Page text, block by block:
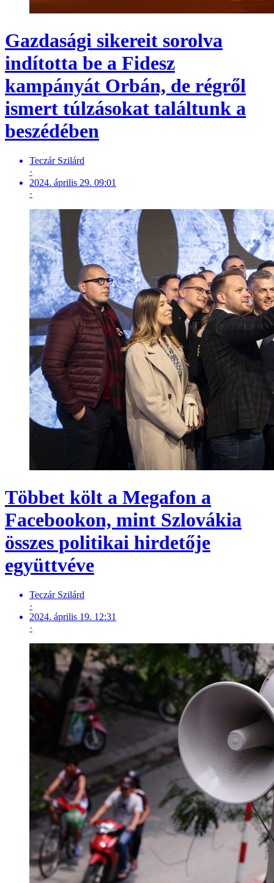
Gazdasági sikereit sorolva
indította be a Fidesz
kampányát Orbán, de régről
ismert túlzásokat találtunk a
beszédében
Teczár Szilárd
·
2024. április 29. 09:01
·
Többet költ a Megafon a
Facebookon, mint Szlovákia
összes politikai hirdetője
együttvéve
Teczár Szilárd
·
2024. április 19. 12:31
·